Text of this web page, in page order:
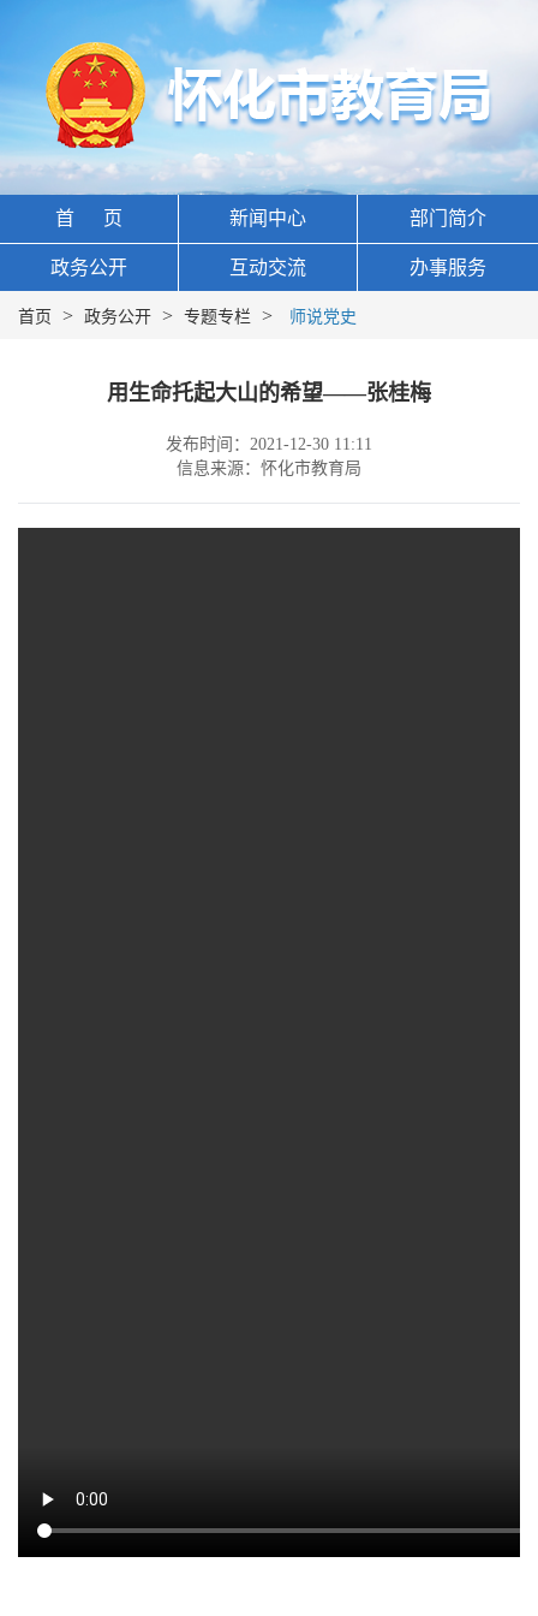
首 页 新闻中心 部门简介
政务公开 互动交流 办事服务
首页 > 政务公开 > 专题专栏 > 师说党史
用生命托起大山的希望——张桂梅
发布时间：2021-12-30 11:11
信息来源：怀化市教育局